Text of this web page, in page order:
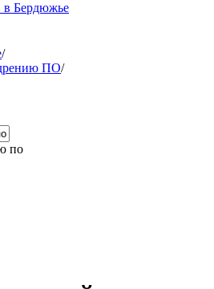
в Бердюжье
/
ПО/
по